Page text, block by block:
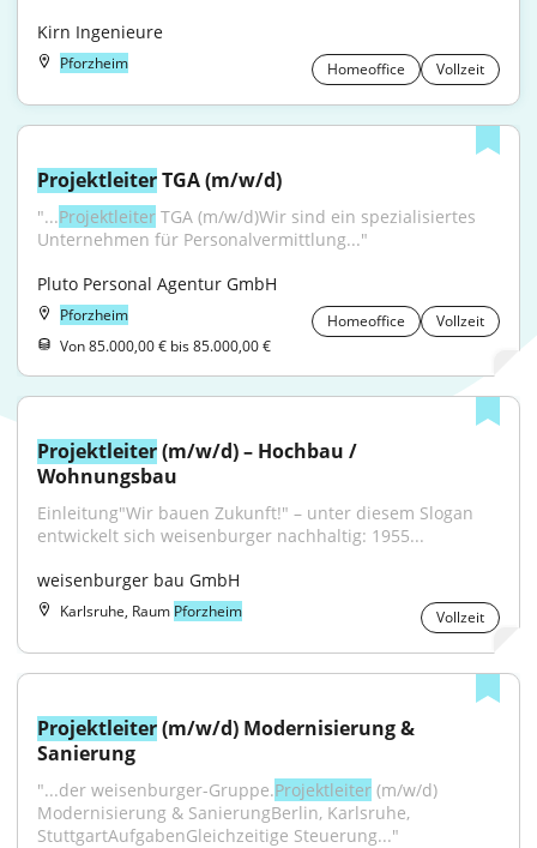
Kirn Ingenieure
Pforzheim Homeoffice Vollzeit
Projektleiter TGA (m/w/d)
"...Projektleiter TGA (m/w/d)Wir sind ein spezialisiertes
Unternehmen für Personalvermittlung..."
Pluto Personal Agentur GmbH
Pforzheim Homeoffice
Vollzeit
Von 85.000,00 € bis 85.000,00 €
Projektleiter (m/w/d) – Hochbau /
Wohnungsbau
Einleitung"Wir bauen Zukunft!" – unter diesem Slogan
entwickelt sich weisenburger nachhaltig: 1955...
weisenburger bau GmbH
Karlsruhe, Raum Pforzheim Vollzeit
Projektleiter (m/w/d) Modernisierung &
Sanierung
"...der weisenburger-Gruppe.Projektleiter (m/w/d)
Modernisierung & SanierungBerlin, Karlsruhe,
StuttgartAufgabenGleichzeitige Steuerung..."